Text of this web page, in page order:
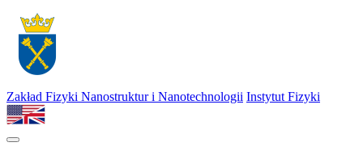
Zakład Fizyki Nanostruktur i Nanotechnologii Instytut Fizyki